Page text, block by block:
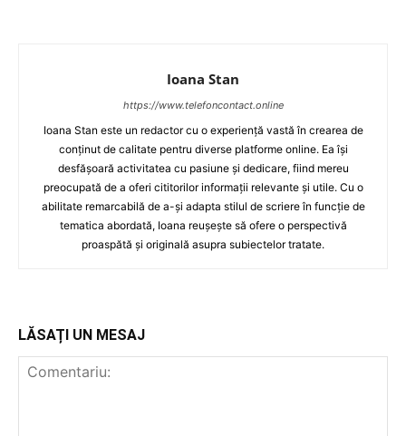
Ioana Stan
https://www.telefoncontact.online
Ioana Stan este un redactor cu o experiență vastă în crearea de
conținut de calitate pentru diverse platforme online. Ea își
desfășoară activitatea cu pasiune și dedicare, fiind mereu
preocupată de a oferi cititorilor informații relevante și utile. Cu o
abilitate remarcabilă de a-și adapta stilul de scriere în funcție de
tematica abordată, Ioana reușește să ofere o perspectivă
proaspătă și originală asupra subiectelor tratate.
LĂSAȚI UN MESAJ